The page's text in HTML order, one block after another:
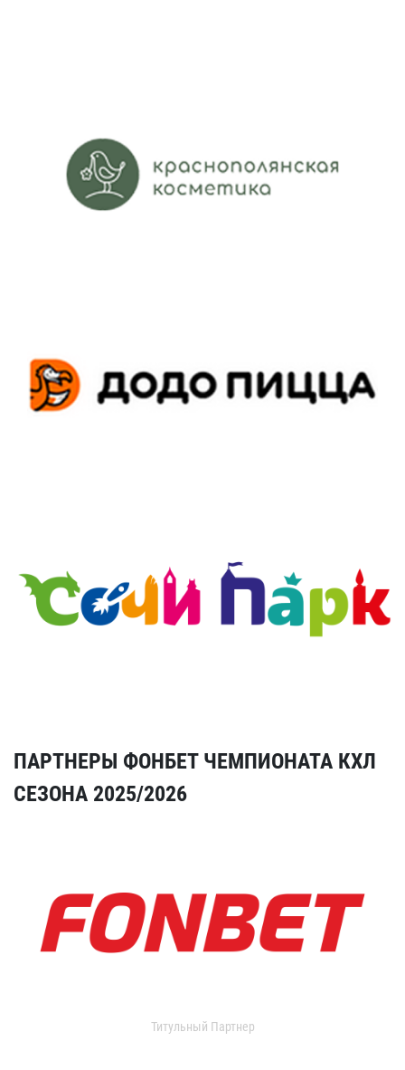
ПАРТНЕРЫ ФОНБЕТ ЧЕМПИОНАТА КХЛ
СЕЗОНА 2025/2026
Титульный Партнер